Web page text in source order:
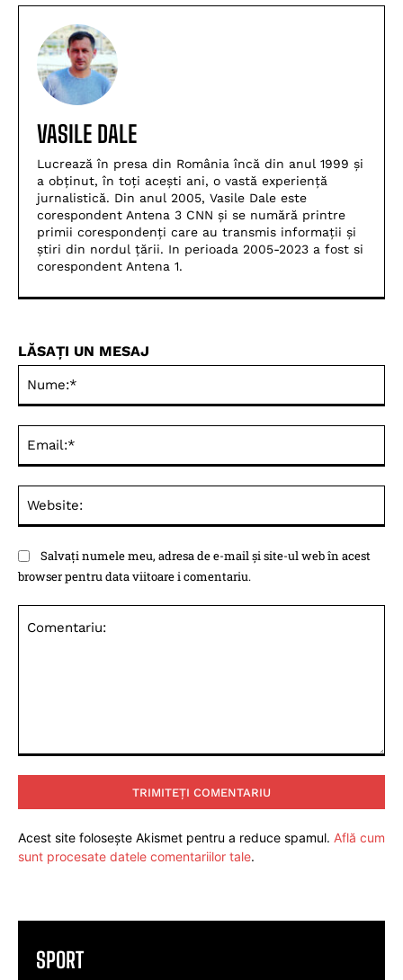
VASILE DALE
Lucrează în presa din România încă din anul 1999 și
a obținut, în toți acești ani, o vastă experiență
jurnalistică. Din anul 2005, Vasile Dale este
corespondent Antena 3 CNN și se numără printre
primii corespondenți care au transmis informații și
știri din nordul țării. In perioada 2005-2023 a fost si
corespondent Antena 1.
LĂSAȚI UN MESAJ
Salvați numele meu, adresa de e-mail și site-ul web în acest
browser pentru data viitoare i comentariu.
Acest site folosește Akismet pentru a reduce spamul. Află cum
sunt procesate datele comentariilor tale.
SPORT